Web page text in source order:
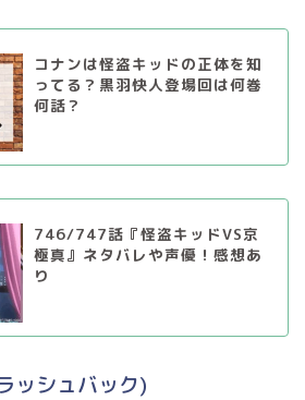
コナンは怪盗キッドの正体を知
ってる？黒羽快人登場回は何巻
何話？
746/747話『怪盗キッドVS京
極真』ネタバレや声優！感想あ
り
ッシュバック)